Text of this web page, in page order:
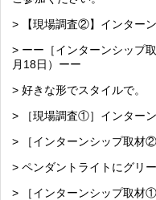
> 【現場調査②】インター
> ーー［インターンシップ
月18日）ーー
> 好きな形でスタイルで。
> ［現場調査①］インター
> ［インターンシップ取材
> ペンダントライトにグリ
> ［インターンシップ取材